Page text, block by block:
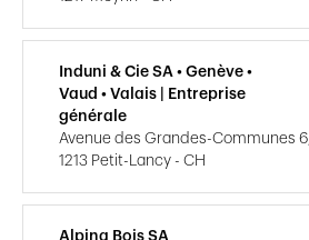
Induni & Cie SA • Genève •
Vaud • Valais | Entreprise
générale
Avenue des Grandes-Communes 6,
1213 Petit-Lancy - CH
Alpina Bois SA